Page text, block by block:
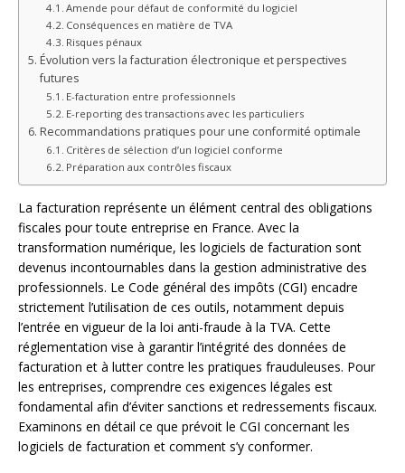
Amende pour défaut de conformité du logiciel
Conséquences en matière de TVA
Risques pénaux
Évolution vers la facturation électronique et perspectives
futures
E-facturation entre professionnels
E-reporting des transactions avec les particuliers
Recommandations pratiques pour une conformité optimale
Critères de sélection d’un logiciel conforme
Préparation aux contrôles fiscaux
La facturation représente un élément central des obligations
fiscales pour toute entreprise en France. Avec la
transformation numérique, les logiciels de facturation sont
devenus incontournables dans la gestion administrative des
professionnels. Le Code général des impôts (CGI) encadre
strictement l’utilisation de ces outils, notamment depuis
l’entrée en vigueur de la loi anti-fraude à la TVA. Cette
réglementation vise à garantir l’intégrité des données de
facturation et à lutter contre les pratiques frauduleuses. Pour
les entreprises, comprendre ces exigences légales est
fondamental afin d’éviter sanctions et redressements fiscaux.
Examinons en détail ce que prévoit le CGI concernant les
logiciels de facturation et comment s’y conformer.